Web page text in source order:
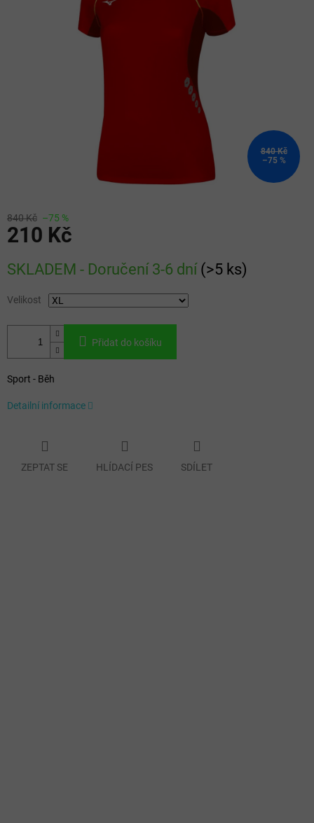
5
840 Kč
–75 %
840 Kč –75 %
210 Kč
cena:
SKLADEM - Doručení 3-6 dní (>5 ks)
Velikost
Přidat do košíku
Sport - Běh
Detailní informace
ZEPTAT SE HLÍDACÍ PES SDÍLET